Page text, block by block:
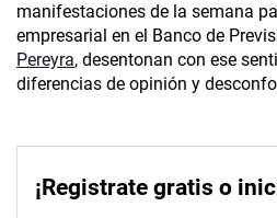
manifestaciones de la semana
empresarial en el Banco de
Pereyra, desentonan con ese
diferencias de opinión y
¡Registrate gratis o